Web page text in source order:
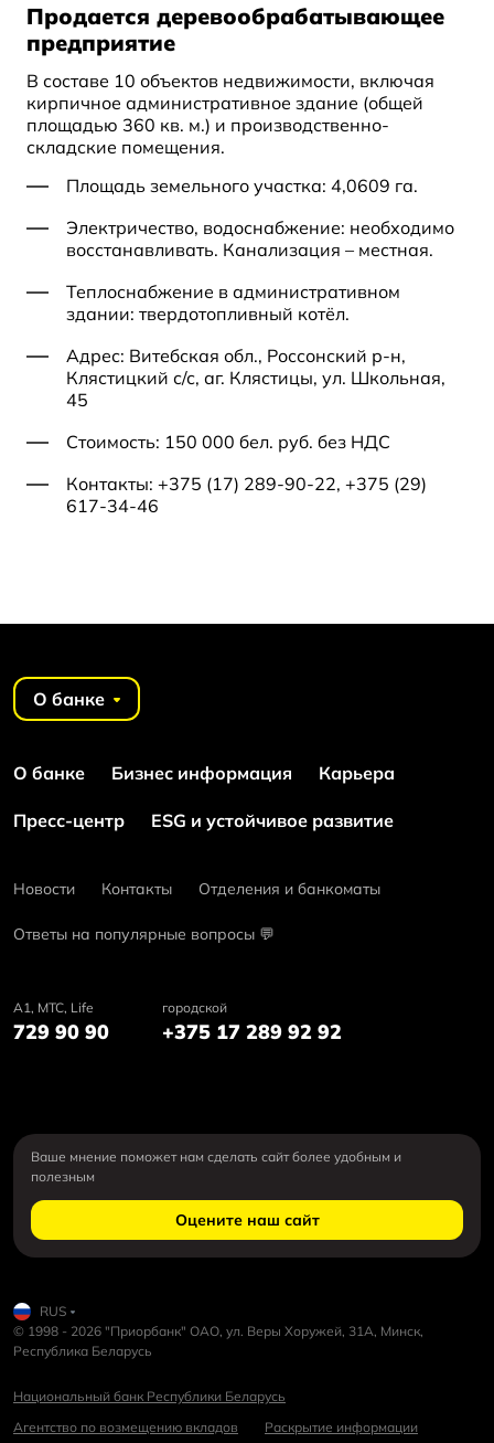
Продается деревообрабатывающее
предприятие
В составе 10 объектов недвижимости, включая
кирпичное административное здание (общей
площадью 360 кв. м.) и производственно-
складские помещения.
Площадь земельного участка: 4,0609 га.
Электричество, водоснабжение: необходимо
восстанавливать. Канализация – местная.
Теплоснабжение в административном
здании: твердотопливный котёл.
Адрес: Витебская обл., Россонский р-н,
Клястицкий с/с, аг. Клястицы, ул. Школьная,
45
Стоимость: 150 000 бел. руб. без НДС
Контакты: +375 (17) 289-90-22, +375 (29)
617-34-46
О банке
О банке Бизнес информация Карьера
Пресс-центр ESG и устойчивое развитие
Новости Контакты Отделения и банкоматы
Ответы на популярные вопросы 💬
А1, MTC, Life
729 90 90
городской
+375 17 289 92 92
Ваше мнение поможет нам сделать сайт более удобным и
полезным
Оцените наш сайт
RUS
© 1998 - 2026 "Приорбанк" ОАО, ул. Веры Хоружей, 31А, Минск,
Республика Беларусь
Национальный банк Республики Беларусь
Агентство по возмещению вкладов
Раскрытие информации